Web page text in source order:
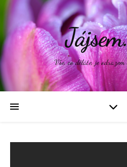
Vše, co děláte, je